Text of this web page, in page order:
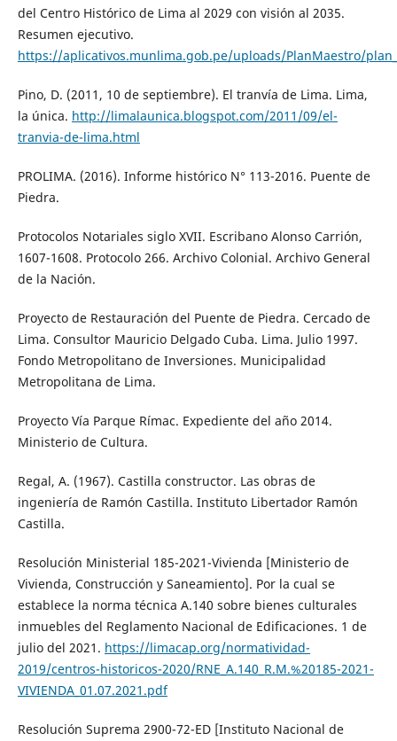
del Centro Histórico de Lima al 2029 con visión al 2035.
Resumen ejecutivo.
https://aplicativos.munlima.gob.pe/uploads/PlanMaestro/
Pino, D. (2011, 10 de septiembre). El tranvía de Lima. Lima,
la única. http://limalaunica.blogspot.com/2011/09/el-
tranvia-de-lima.html
PROLIMA. (2016). Informe histórico N° 113-2016. Puente de
Piedra.
Protocolos Notariales siglo XVII. Escribano Alonso Carrión,
1607-1608. Protocolo 266. Archivo Colonial. Archivo General
de la Nación.
Proyecto de Restauración del Puente de Piedra. Cercado de
Lima. Consultor Mauricio Delgado Cuba. Lima. Julio 1997.
Fondo Metropolitano de Inversiones. Municipalidad
Metropolitana de Lima.
Proyecto Vía Parque Rímac. Expediente del año 2014.
Ministerio de Cultura.
Regal, A. (1967). Castilla constructor. Las obras de
ingeniería de Ramón Castilla. Instituto Libertador Ramón
Castilla.
Resolución Ministerial 185-2021-Vivienda [Ministerio de
Vivienda, Construcción y Saneamiento]. Por la cual se
establece la norma técnica A.140 sobre bienes culturales
inmuebles del Reglamento Nacional de Edificaciones. 1 de
julio del 2021. https://limacap.org/normatividad-
2019/centros-historicos-2020/RNE_A.140_R.M.%20185-2021-
VIVIENDA_01.07.2021.pdf
Resolución Suprema 2900-72-ED [Instituto Nacional de